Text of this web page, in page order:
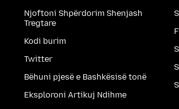
Njoftoni Shpërdorim Shenjash
Tregtare
Kodi burim
Twitter
Bëhuni pjesë e Bashkësisë tonë
Eksploroni Artikuj Ndihme